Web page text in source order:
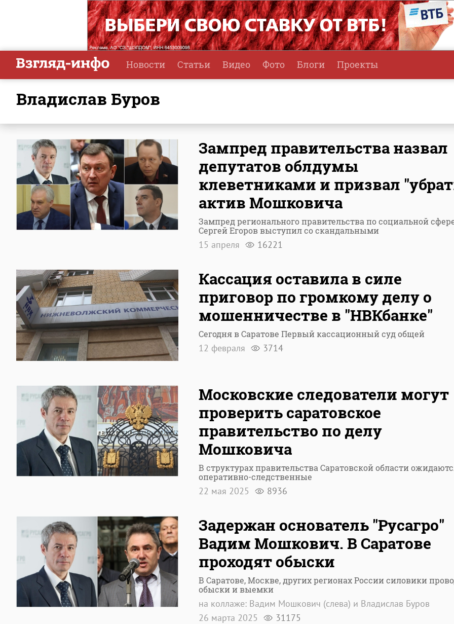
Новости Статьи Видео Фото Блоги Проекты
Владислав Буров
Зампред правительства назвал
депутатов облдумы
клеветниками и призвал
актив Мошковича
Зампред регионального правительства по социальной
Сергей Егоров выступил со скандальными
15 апреля 16221
Кассация оставила в силе
приговор по громкому делу о
мошенничестве в "НВКбанке"
Сегодня в Саратове Первый кассационный суд общей
12 февраля 3714
Московские следователи могут
проверить саратовское
правительство по делу
Мошковича
В структурах правительства Саратовской области
оперативно-следственные
22 мая 2025 8936
Задержан основатель "Русагро"
Вадим Мошкович. В Саратове
проходят обыски
В Саратове, Москве, других регионах России силовики
обыски и выемки
на коллаже: Вадим Мошкович (слева) и Владислав Буров
26 марта 2025
31175